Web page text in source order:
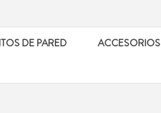
DE PARED ACCESORIOS